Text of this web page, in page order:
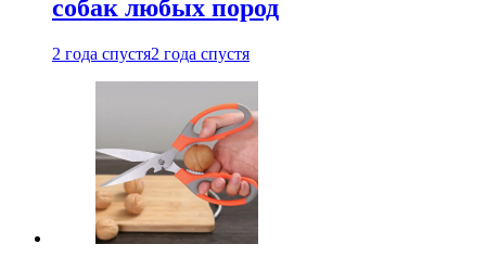
собак любых пород
2 года спустя2 года спустя